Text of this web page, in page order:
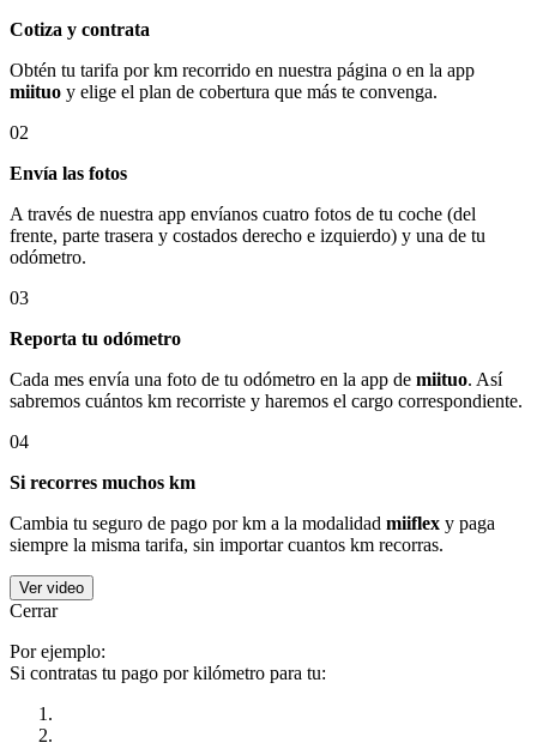
Cotiza y contrata
Obtén tu tarifa por km recorrido en nuestra página o en la app
miituo y elige el plan de cobertura que más te convenga.
02
Envía las fotos
A través de nuestra app envíanos cuatro fotos de tu coche (del
frente, parte trasera y costados derecho e izquierdo) y una de tu
odómetro.
03
Reporta tu odómetro
Cada mes envía una foto de tu odómetro en la app de miituo. Así
sabremos cuántos km recorriste y haremos el cargo correspondiente.
04
Si recorres muchos km
Cambia tu seguro de pago por km a la modalidad miiflex y paga
siempre la misma tarifa, sin importar cuantos km recorras.
Ver video
Cerrar
Por ejemplo:
Si contratas tu pago por kilómetro para tu: